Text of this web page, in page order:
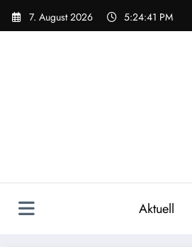
Zum
Inhalt
7. August 2026 5:24:42 PM
Aktuell